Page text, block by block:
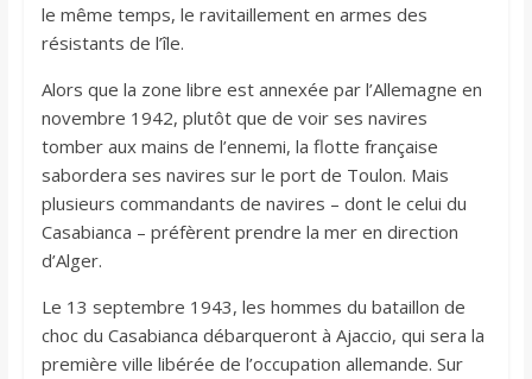
le même temps, le ravitaillement en armes des
résistants de l’île.
Alors que la zone libre est annexée par l’Allemagne en
novembre 1942, plutôt que de voir ses navires
tomber aux mains de l’ennemi, la flotte française
sabordera ses navires sur le port de Toulon. Mais
plusieurs commandants de navires – dont le celui du
Casabianca – préfèrent prendre la mer en direction
d’Alger.
Le 13 septembre 1943, les hommes du bataillon de
choc du Casabianca débarqueront à Ajaccio, qui sera la
première ville libérée de l’occupation allemande. Sur